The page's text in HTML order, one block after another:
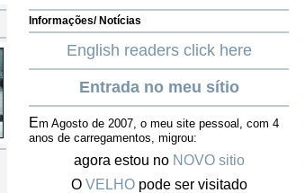
Informações/ Notícias
English readers click here
Entrada no meu sítio
Em Agosto de 2007, o meu site pessoal, com 4
anos de carregamentos, migrou:
agora estou no NOVO sitio
O VELHOpode ser visitado